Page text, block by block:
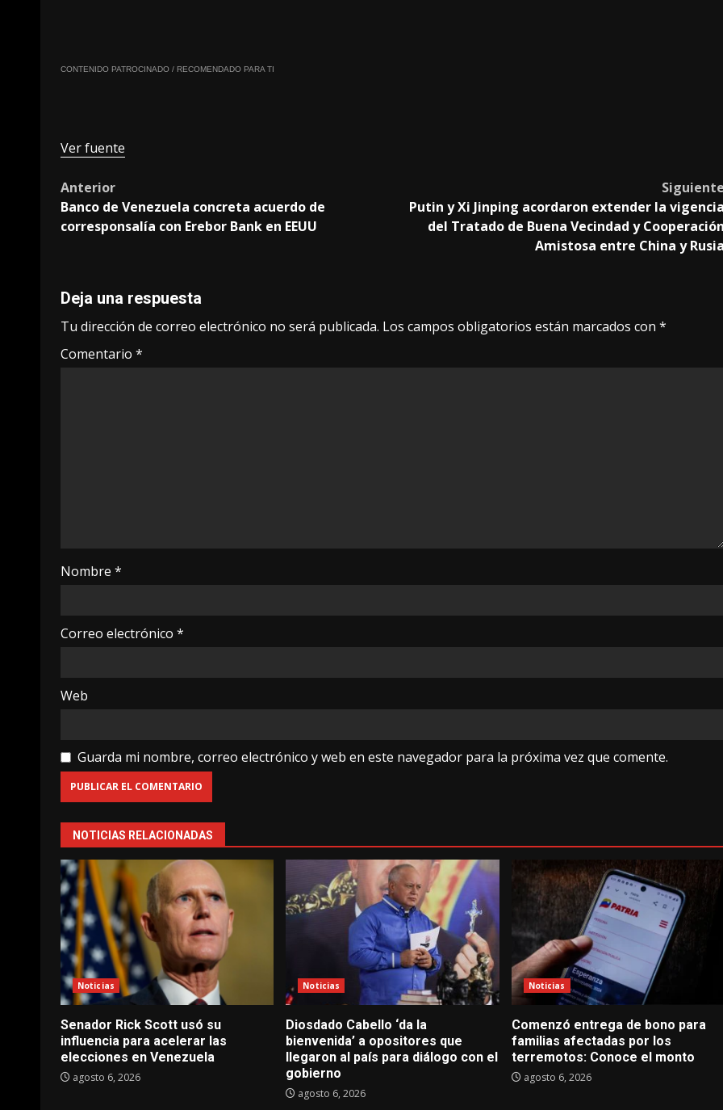
CONTENIDO PATROCINADO / RECOMENDADO PARA TI
Ver fuente
Post
navigation
Anterior
Banco de Venezuela concreta acuerdo de
corresponsalía con Erebor Bank en EEUU
Putin y Xi Jinping acordaron extender la
del Tratado de Buena Vecindad y
Amistosa entre China y
Deja una respuesta
Tu dirección de correo electrónico no será publicada. Los campos obligatorios están marcados con *
Comentario *
Nombre *
Correo electrónico *
Web
Guarda mi nombre, correo electrónico y web en este navegador para la próxima vez que comente.
NOTICIAS RELACIONADAS
Noticias
Senador Rick Scott usó su
influencia para acelerar las
elecciones en Venezuela
agosto 6, 2026
Noticias
Diosdado Cabello ‘da la
bienvenida’ a opositores que
llegaron al país para diálogo con el
gobierno
agosto 6, 2026
Noticias
Comenzó entrega de bono para
familias afectadas por los
terremotos: Conoce el monto
agosto 6, 2026